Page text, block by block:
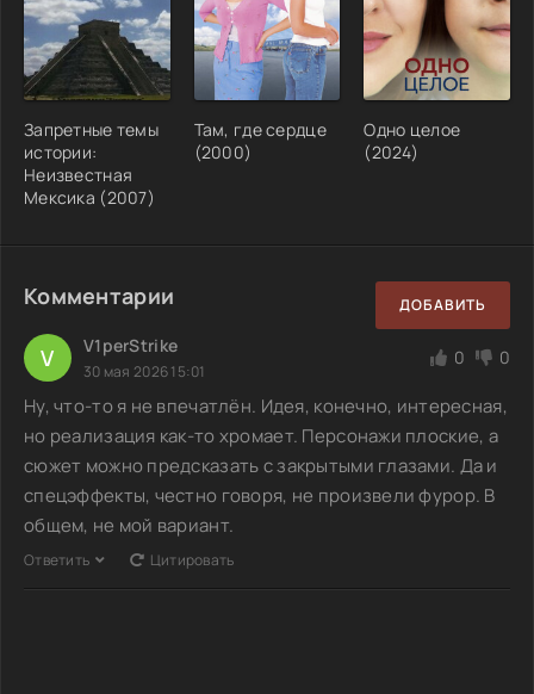
Запретные темы
истории:
Неизвестная
Мексика (2007)
Там, где сердце
(2000)
Одно целое
(2024)
Комментарии ДОБАВИТЬ
V V1perStrike
30 мая 2026 15:01
0 0
Ну, что-то я не впечатлён. Идея, конечно, интересная,
но реализация как-то хромает. Персонажи плоские, а
сюжет можно предсказать с закрытыми глазами. Да и
спецэффекты, честно говоря, не произвели фурор. В
общем, не мой вариант.
Ответить Цитировать